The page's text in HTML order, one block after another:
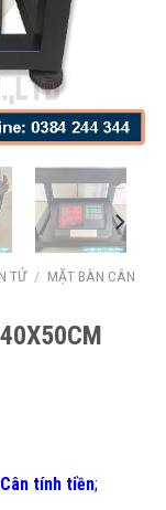
TỬ / MẶT BÀN CÂN
tính tiền;